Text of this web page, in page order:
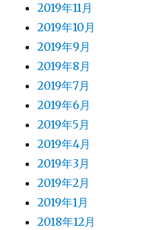
2019年11月
2019年10月
2019年9月
2019年8月
2019年7月
2019年6月
2019年5月
2019年4月
2019年3月
2019年2月
2019年1月
2018年12月